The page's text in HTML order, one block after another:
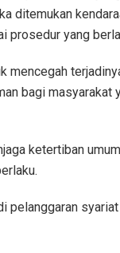
ditemukan
prosedur yang
mencegah
bagi masyarakat
ketertiban
pelanggaran syariat